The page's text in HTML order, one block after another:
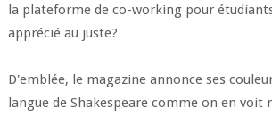
la plateforme de co-working pour
apprécié au juste?
D'emblée, le magazine annonce ses
langue de Shakespeare comme on en voit